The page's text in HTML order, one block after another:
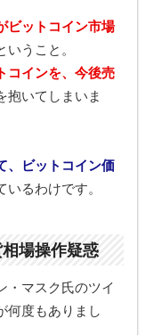
ビットコイン市場
うこと。
コインを、今後売
抱いてしまいま
、ビットコイン価
るわけです。
場操作疑惑
・マスク氏のツイ
何度もありまし